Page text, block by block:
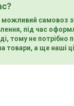
можливий самовоз
під час
тому не потрібно
товари, а ще наші